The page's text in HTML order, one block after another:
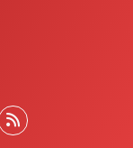
terzioğlu, Eski